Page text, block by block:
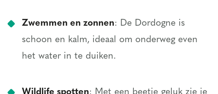
Zwemmen en zonnen: De Dordogne is
schoon en kalm, ideaal om onderweg even
het water in te duiken.